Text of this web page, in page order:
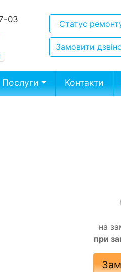
03 Статус
Замовити
Послуги Контакти
на
при